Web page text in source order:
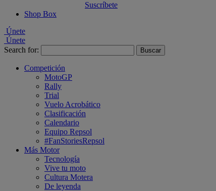
Suscríbete
Shop Box
Únete
Únete
Search for:
Competición
MotoGP
Rally
Trial
Vuelo Acrobático
Clasificación
Calendario
Equipo Repsol
#FanStoriesRepsol
Más Motor
Tecnología
Vive tu moto
Cultura Motera
De leyenda